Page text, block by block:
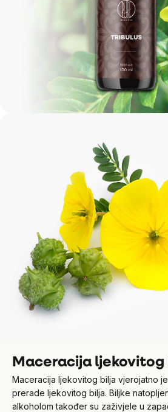
Maceracija ljekovitog
Maceracija ljekovitog bilja vjerojatno
prerade ljekovitog bilja. Biljke
alkoholom također su zaživjele u